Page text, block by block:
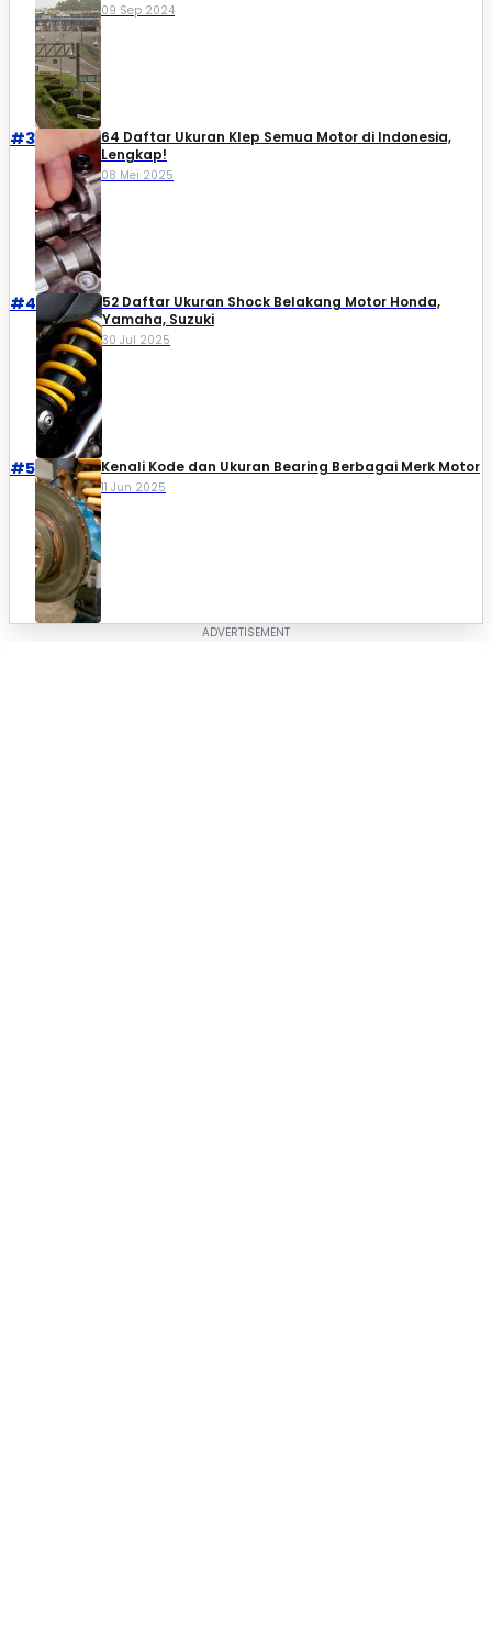
09 Sep 2024
#3
64 Daftar Ukuran Klep Semua Motor di Indonesia,
Lengkap!
08 Mei 2025
#4
52 Daftar Ukuran Shock Belakang Motor Honda,
Yamaha, Suzuki​
30 Jul 2025
#5 Kenali Kode dan Ukuran Bearing Berbagai Merk Motor
11 Jun 2025